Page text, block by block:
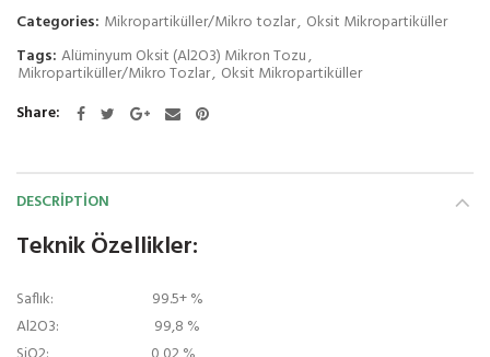
Categories: Mikropartiküller/Mikro tozlar, Oksit Mikropartiküller
Tags: Alüminyum Oksit (Al2O3) Mikron Tozu,
Mikropartiküller/Mikro Tozlar, Oksit Mikropartiküller
Share
DESCRIPTION
Teknik Özellikler:
Saflık: 99.5+ %
Al2O3: 99,8 %